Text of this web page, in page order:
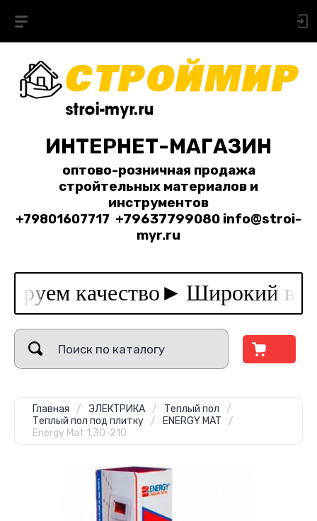
ИНТЕРНЕТ-МАГАЗИН
оптово-розничная продажа
стройтельных материалов и
инструментов
+79801607717 +79637799080 info@stroi-
myr.ru
качество►Широкий
Главная / ЭЛЕКТРИКА / Теплый пол
/
Теплый пол под плитку
/ ENERGY MAT
/
Energy Mat 1,30-210